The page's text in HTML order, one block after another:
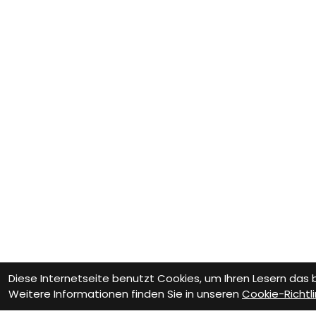
Diese Internetseite benutzt Cookies, um Ihren Lesern
Weitere Informationen finden Sie in unseren Cookie-